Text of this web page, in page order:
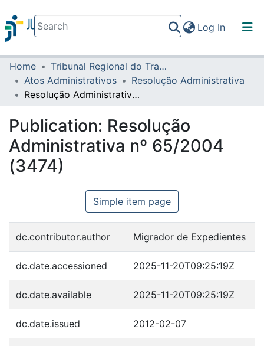
Log In(current)
Communities & Collections
All of DSpace
Home
Tribunal Regional do Trabalho da 16ª Região
Atos Administrativos
Resolução Administrativa
Resolução Administrativa nº 65/2004 (3474)
Publication: Resolução
Administrativa nº 65/2004
(3474)
Simple item page
dc.contributor.author Migrador de Expedientes
dc.date.accessioned 2025-11-20T09:25:19Z
dc.date.available 2025-11-20T09:25:19Z
dc.date.issued 2012-02-07